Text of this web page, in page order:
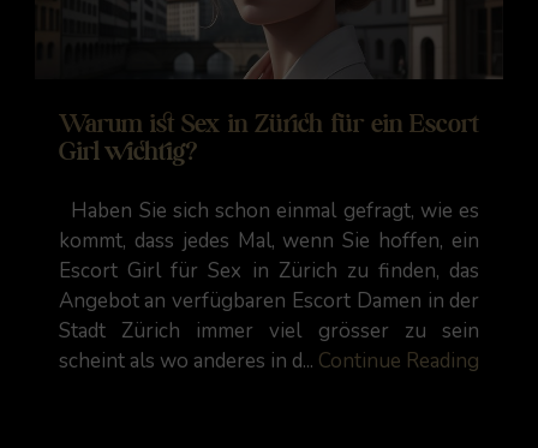
Warum ist Sex in Zürich für ein Escort
Girl wichtig?
Haben Sie sich schon einmal gefragt, wie es
kommt, dass jedes Mal, wenn Sie hoffen, ein
Escort Girl für Sex in Zürich zu finden, das
Angebot an verfügbaren Escort Damen in der
Stadt Zürich immer viel grösser zu sein
scheint als wo anderes in d... Continue Reading